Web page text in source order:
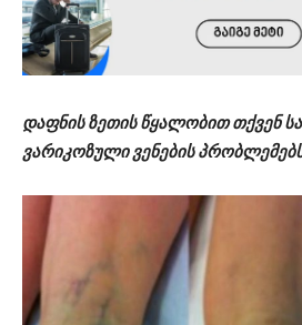
დაფნის ზეთის წყალობით თქვენ
ვარიკოზული ვენების